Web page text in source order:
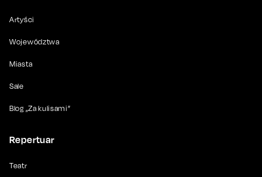
Artyści
Województwa
Miasta
Sale
Blog „Za kulisami”
Repertuar
Teatr